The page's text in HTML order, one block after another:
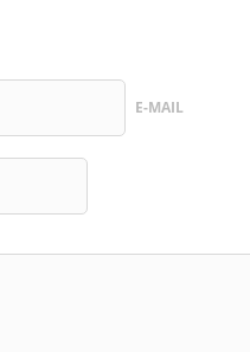
E-MAIL